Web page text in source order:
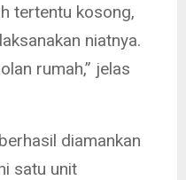
tertentu kosong,
niatnya.
rumah,” jelas
diamankan
satu unit